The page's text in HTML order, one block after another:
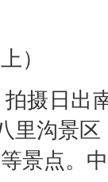
）
拍摄日
里沟景
景点。